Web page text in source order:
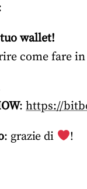
wallet!
come fare
:https://
: grazie di !